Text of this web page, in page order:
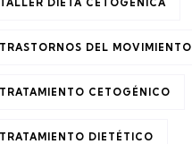
TALLER DIETA CETOGÉNICA
TRASTORNOS DEL MOVIMIENTO
TRATAMIENTO CETOGÉNICO
TRATAMIENTO DIETÉTICO